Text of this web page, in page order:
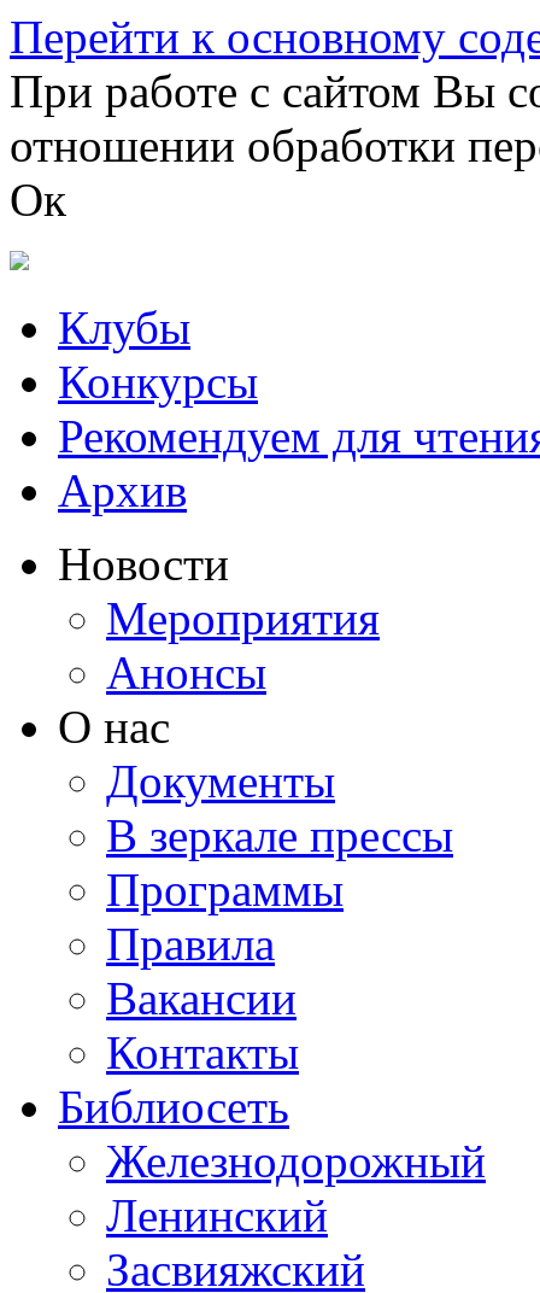
Перейти к основному
При работе с сайтом Вы
отношении обработки
Ок
Клубы
Конкурсы
Рекомендуем для
Архив
Новости
Мероприятия
Анонсы
О нас
Документы
В зеркале прессы
Программы
Правила
Вакансии
Контакты
Библиосеть
Железнодорожный
Ленинский
Засвияжский